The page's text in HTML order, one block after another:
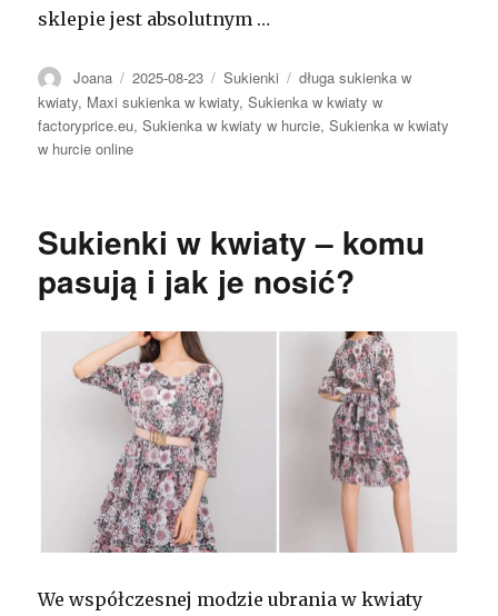
sklepie jest absolutnym …
Autor
Joana Opublikowano
2025-08-23 Kategorie
Sukienki Tagi
długa sukienka w
kwiaty, Maxi sukienka w kwiaty,Sukienka w kwiaty w
factoryprice.eu,Sukienka w kwiaty w hurcie,Sukienka w kwiaty
w hurcie online
Sukienki w kwiaty – komu
pasują i jak je nosić?
We współczesnej modzie ubrania w kwiaty